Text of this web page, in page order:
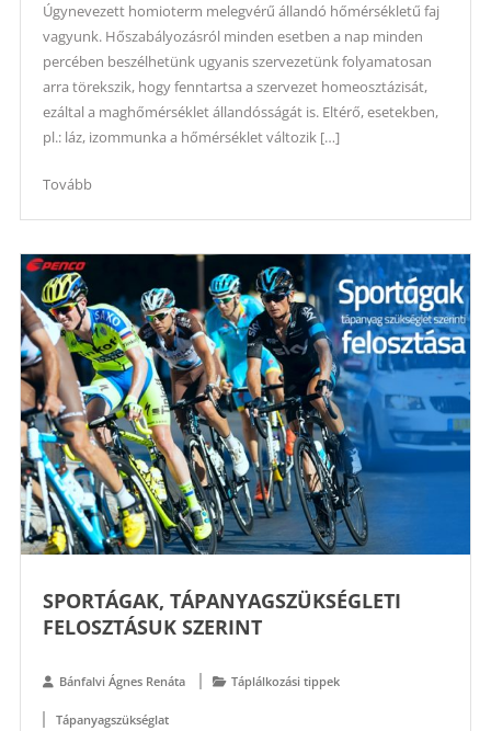
Úgynevezett homioterm melegvérű állandó hőmérsékletű faj
vagyunk. Hőszabályozásról minden esetben a nap minden
percében beszélhetünk ugyanis szervezetünk folyamatosan
arra törekszik, hogy fenntartsa a szervezet homeosztázisát,
ezáltal a maghőmérséklet állandósságát is. Eltérő, esetekben,
pl.: láz, izommunka a hőmérséklet változik […]
Tovább
SPORTÁGAK, TÁPANYAGSZÜKSÉGLETI
FELOSZTÁSUK SZERINT
Bánfalvi Ágnes Renáta Táplálkozási tippek
Tápanyagszükséglat